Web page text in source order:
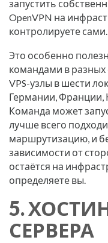
запустить
OpenVPN на
контролируете сами.
Это особенно
командами в разных
VPS-узлы в шести
Германии, Франции,
Команда может
лучше всего
маршрутизацию, и
зависимости от
остаётся на
определяете вы.
5.
СЕРВЕРА